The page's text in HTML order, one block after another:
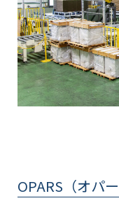
OPARS（オパー